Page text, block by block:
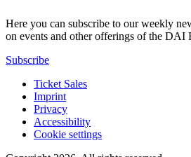
Here you can subscribe to our weekly
on events and other offerings of the DAI
Subscribe
Ticket Sales
Imprint
Privacy
Accessibility
Cookie settings